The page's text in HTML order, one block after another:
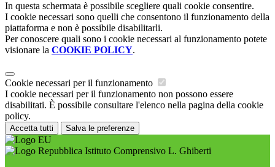
In questa schermata è possibile scegliere quali cookie consentire.
I cookie necessari sono quelli che consentono il funzionamento della
piattaforma e non è possibile disabilitarli.
Per conoscere quali sono i cookie necessari al funzionamento potete
visionare la COOKIE POLICY.
Cookie necessari per il funzionamento
I cookie necessari per il funzionamento non possono essere
disabilitati. È possibile consultare l'elenco nella pagina della cookie
policy.
Accetta tutti Salva le preferenze
Istituto Comprensivo L. Ghiberti